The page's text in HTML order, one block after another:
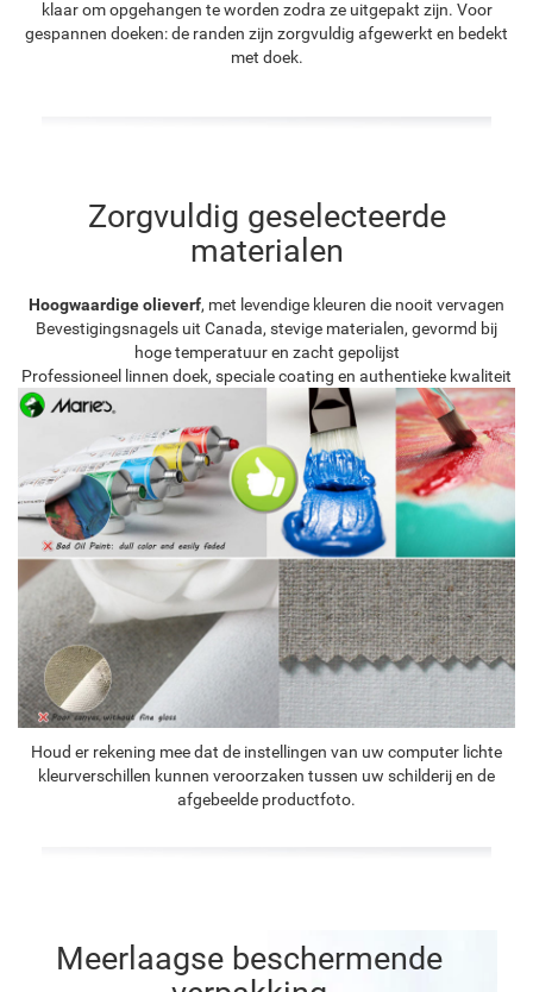
klaar om opgehangen te worden zodra ze uitgepakt zijn. Voor
gespannen doeken: de randen zijn zorgvuldig afgewerkt en bedekt
met doek.
Zorgvuldig geselecteerde
materialen
Hoogwaardige olieverf, met levendige kleuren die nooit vervagen
Bevestigingsnagels uit Canada, stevige materialen, gevormd bij
hoge temperatuur en zacht gepolijst
Professioneel linnen doek, speciale coating en authentieke kwaliteit
Houd er rekening mee dat de instellingen van uw computer lichte
kleurverschillen kunnen veroorzaken tussen uw schilderij en de
afgebeelde productfoto.
Meerlaagse beschermende